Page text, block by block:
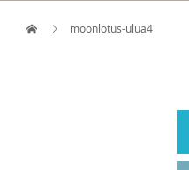
moonlotus-ulua4